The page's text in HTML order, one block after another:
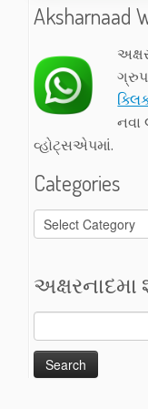
Aksharnaad
ગ્રુપ
નવા
વ્હોટ્સએપમાં.
Categories
Categories
અક્ષરનાદમા